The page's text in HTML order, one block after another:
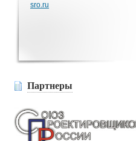
sro.ru
Партнеры